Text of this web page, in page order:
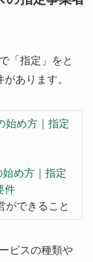
「指定」をと
あります。
始め方｜指定
め方｜指定
件
できること
ビスの種類や